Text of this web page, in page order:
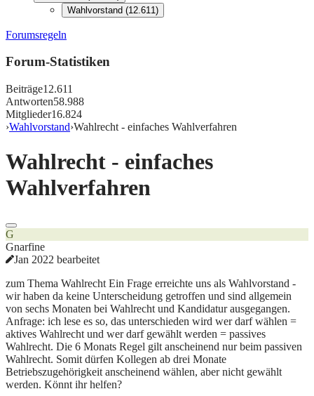
Wahlvorstand (12.611)
Forumsregeln
Forum-Statistiken
Beiträge12.611
Antworten58.988
Mitglieder16.824
›Wahlvorstand›Wahlrecht - einfaches Wahlverfahren
Wahlrecht - einfaches
Wahlverfahren
G
Gnarfine
Jan 2022 bearbeitet
zum Thema Wahlrecht Ein Frage erreichte uns als Wahlvorstand -
wir haben da keine Unterscheidung getroffen und sind allgemein
von sechs Monaten bei Wahlrecht und Kandidatur ausgegangen.
Anfrage: ich lese es so, das unterschieden wird wer darf wählen =
aktives Wahlrecht und wer darf gewählt werden = passives
Wahlrecht. Die 6 Monats Regel gilt anscheinend nur beim passiven
Wahlrecht. Somit dürfen Kollegen ab drei Monate
Betriebszugehörigkeit anscheinend wählen, aber nicht gewählt
werden. Könnt ihr helfen?